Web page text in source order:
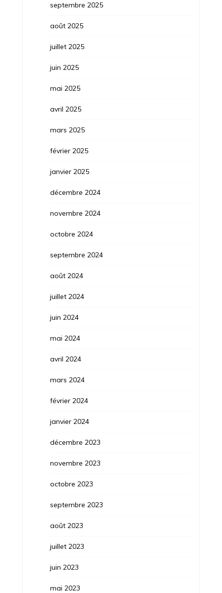
septembre 2025
août 2025
juillet 2025
juin 2025
mai 2025
avril 2025
mars 2025
février 2025
janvier 2025
décembre 2024
novembre 2024
octobre 2024
septembre 2024
août 2024
juillet 2024
juin 2024
mai 2024
avril 2024
mars 2024
février 2024
janvier 2024
décembre 2023
novembre 2023
octobre 2023
septembre 2023
août 2023
juillet 2023
juin 2023
mai 2023